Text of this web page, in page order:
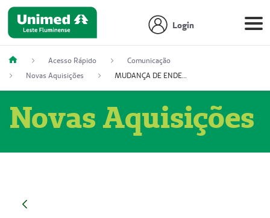
Login
Acesso Rápido
Comunicação
Novas Aquisições
MUDANÇA DE ENDEREÇO - DIAGITAB SERVIÇOS MÉDICOS LTDA (54003267-5)
Novas Aquisições